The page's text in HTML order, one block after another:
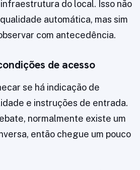
do local. Isso não
automática, mas sim
com antecedência.
de acesso
se há indicação de
e instruções de entrada.
normalmente existe um
então chegue um pouco